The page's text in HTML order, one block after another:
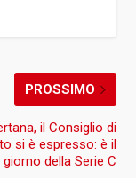
PROSSIMO
il Consiglio di
si è espresso: è il
giorno della Serie C